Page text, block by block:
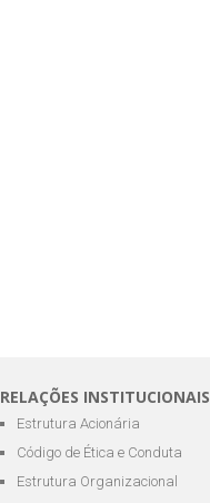
RELAÇÕES INSTITUCIONAIS
Estrutura Acionária
Código de Ética e Conduta
Estrutura Organizacional